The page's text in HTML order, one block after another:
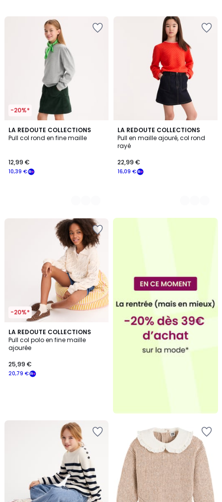
-20%*
LA REDOUTE COLLECTIONS
Pull col rond en fine maille
10,39 €
12,99 €
2
Couleurs
LA REDOUTE COLLECTIONS
Pull en maille ajouré, col rond
rayé
16,09 €
22,99 €
2
Couleurs
-20%*
LA REDOUTE COLLECTIONS
Pull col polo en fine maille
ajourée
20,79 €
25,99 €